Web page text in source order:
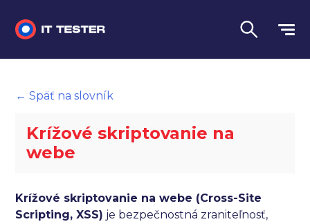
Automatizované testovanie
Performance testing
Slovník
← Späť na slovník
Krížové skriptovanie na
webe
Krížové skriptovanie na webe (Cross-Site
Scripting, XSS) je bezpečnostná zraniteľnosť,